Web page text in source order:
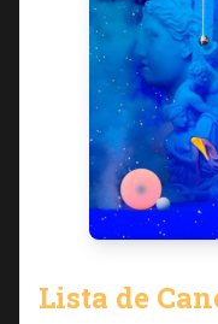
Lista de